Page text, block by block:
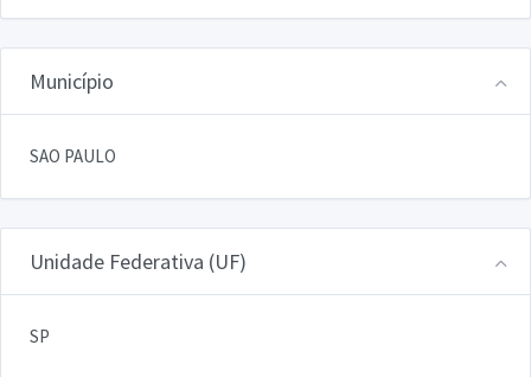
Município
SAO PAULO
Unidade Federativa (UF)
SP